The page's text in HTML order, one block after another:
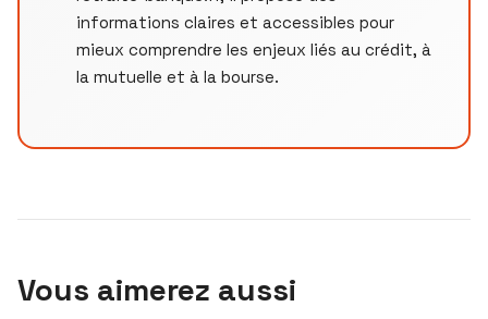
informations claires et accessibles pour
mieux comprendre les enjeux liés au crédit, à
la mutuelle et à la bourse.
Vous aimerez aussi